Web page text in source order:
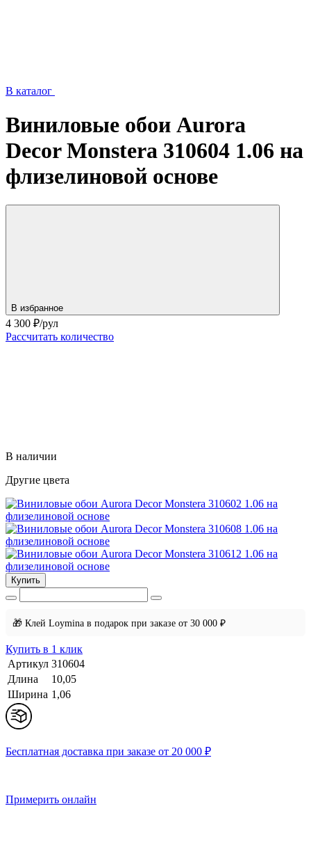
В каталог
Виниловые обои Aurora
Decor Monstera 310604 1.06 на
флизелиновой основе
В избранное
4 300 ₽/рул
Рассчитать количество
В наличии
Другие цвета
Купить
🎁 Клей Loymina в подарок при заказе от 30 000 ₽
Купить в 1 клик
Артикул 310604
Длина
10,05
Ширина 1,06
Бесплатная доставка при заказе от 20 000 ₽
Примерить онлайн